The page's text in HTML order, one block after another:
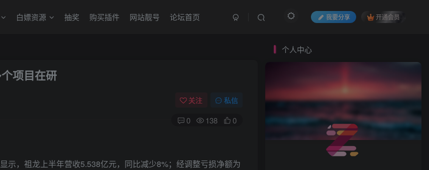
白嫖资源 抽奖 购买插件 网站靓号 论坛首页 我要分享 开通会员
项目在研
关注 私信
0 138 0
，祖龙上半年营收5.538亿元，同比减少8%；经调整亏损净额为
个人中心